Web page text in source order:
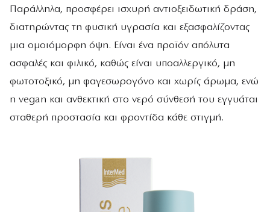
Παράλληλα, προσφέρει ισχυρή αντιοξειδωτική δράση,
διατηρώντας τη φυσική υγρασία και εξασφαλίζοντας
μια ομοιόμορφη όψη. Είναι ένα προϊόν απόλυτα
ασφαλές και φιλικό, καθώς είναι υποαλλεργικό, μη
φωτοτοξικό, μη φαγεσωρογόνο και χωρίς άρωμα, ενώ
η vegan και ανθεκτική στο νερό σύνθεσή του εγγυάται
σταθερή προστασία και φροντίδα κάθε στιγμή.